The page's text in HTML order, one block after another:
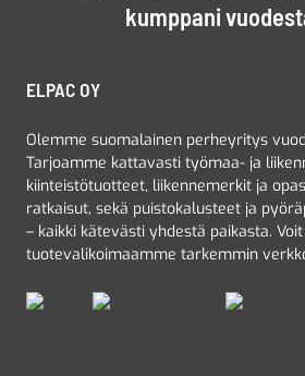
kumppani
ELPAC OY
Olemme suomalainen perheyritys
Tarjoamme kattavasti työmaa- ja
kiinteistötuotteet, liikennemerkit ja
ratkaisut, sekä puistokalusteet ja
– kaikki kätevästi yhdestä paikasta.
tuotevalikoimaamme tarkemmin